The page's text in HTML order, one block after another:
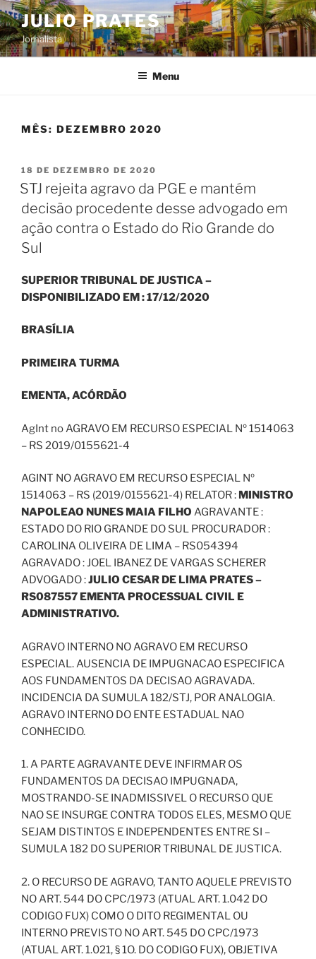
Pular
para
o
conteúdo
JULIO PRATES
Jornalista
Menu
MÊS: DEZEMBRO 2020
PUBLICADO
EM
18 DE DEZEMBRO DE 2020
STJ rejeita agravo da PGE e mantém
decisão procedente desse advogado em
ação contra o Estado do Rio Grande do
Sul
SUPERIOR TRIBUNAL DE JUSTICA –
DISPONIBILIZADO EM : 17/12/2020
BRASÍLIA
PRIMEIRA TURMA
EMENTA, ACÓRDÃO
AgInt no AGRAVO EM RECURSO ESPECIAL Nº 1514063
– RS 2019/0155621-4
AGINT NO AGRAVO EM RECURSO ESPECIAL Nº
1514063 – RS (2019/0155621-4) RELATOR : MINISTRO
NAPOLEAO NUNES MAIA FILHO AGRAVANTE :
ESTADO DO RIO GRANDE DO SUL PROCURADOR :
CAROLINA OLIVEIRA DE LIMA – RS054394
AGRAVADO : JOEL IBANEZ DE VARGAS SCHERER
ADVOGADO :JULIO CESAR DE LIMA PRATES –
RS087557 EMENTA PROCESSUAL CIVIL E
ADMINISTRATIVO.
AGRAVO INTERNO NO AGRAVO EM RECURSO
ESPECIAL. AUSENCIA DE IMPUGNACAO ESPECIFICA
AOS FUNDAMENTOS DA DECISAO AGRAVADA.
INCIDENCIA DA SUMULA 182/STJ, POR ANALOGIA.
AGRAVO INTERNO DO ENTE ESTADUAL NAO
CONHECIDO.
1. A PARTE AGRAVANTE DEVE INFIRMAR OS
FUNDAMENTOS DA DECISAO IMPUGNADA,
MOSTRANDO-SE INADMISSIVEL O RECURSO QUE
NAO SE INSURGE CONTRA TODOS ELES, MESMO QUE
SEJAM DISTINTOS E INDEPENDENTES ENTRE SI –
SUMULA 182 DO SUPERIOR TRIBUNAL DE JUSTICA.
2. O RECURSO DE AGRAVO, TANTO AQUELE PREVISTO
NO ART. 544 DO CPC/1973 (ATUAL ART. 1.042 DO
CODIGO FUX) COMO O DITO REGIMENTAL OU
INTERNO PREVISTO NO ART. 545 DO CPC/1973
(ATUAL ART. 1.021, § 1O. DO CODIGO FUX), OBJETIVA